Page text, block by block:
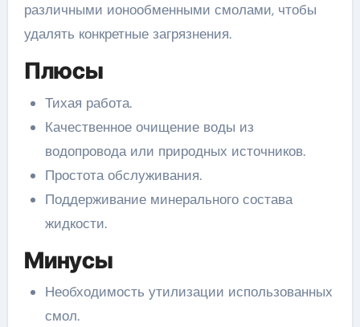
различными ионообменными смолами, чтобы
удалять конкретные загрязнения.
Плюсы
Тихая работа.
Качественное очищение воды из
водопровода или природных источников.
Простота обслуживания.
Поддерживание минерального состава
жидкости.
Минусы
Необходимость утилизации использованных
смол.